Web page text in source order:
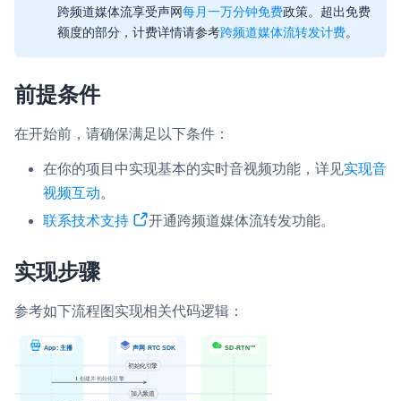
为智能硬件提供优质的媒体流传输，实现人与人、人与物、物与
物的实时互动连接
快速实现实时的语音转写功能
互动白板
快速实现多人实时互动白板协作
实现智能硬件和微信小程序之间的实时音视频互通
Status Page
对实时音频和视频画面进行风险识别，并联动回调和业务处置流
RESTful
跨频道媒体流享受声网每月一万分钟免费政策。超出免费
额度的部分，计费详情请参考跨频道媒体流转发计费。
前提条件
在开始前，请确保满足以下条件：
在你的项目中实现基本的实时音视频功能，详见实现音
视频互动。
联系技术支持
开通跨频道媒体流转发功能。
实现步骤
参考如下流程图实现相关代码逻辑：